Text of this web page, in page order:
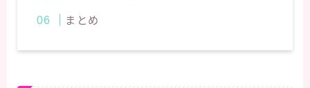
まとめ